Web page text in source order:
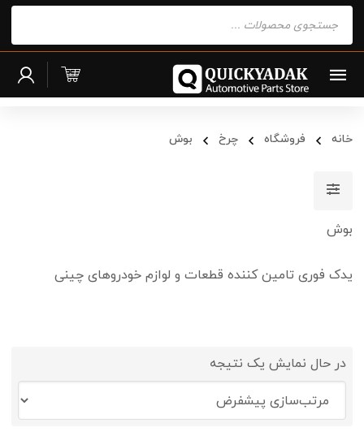
search
خانه فروشگاه چرخ بوش
بوش
یدک فوری تامین کننده قطعات و لوازم خودروهای چینی
در حال نمایش یک نتیجه